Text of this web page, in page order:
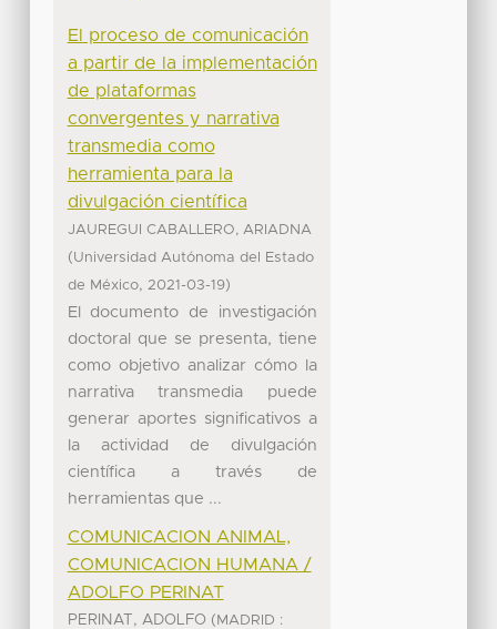
El proceso de comunicación
a partir de la implementación
de plataformas
convergentes y narrativa
transmedia como
herramienta para la
divulgación científica
JAUREGUI CABALLERO, ARIADNA
(Universidad Autónoma del Estado
de México, 2021-03-19)
El documento de investigación
doctoral que se presenta, tiene
como objetivo analizar cómo la
narrativa transmedia puede
generar aportes significativos a
la actividad de divulgación
científica a través de
herramientas que ...
COMUNICACION ANIMAL,
COMUNICACION HUMANA /
ADOLFO PERINAT
PERINAT, ADOLFO ( MADRID :